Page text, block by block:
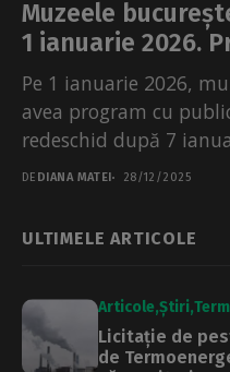
Muzeele
1 ianuarie 2026.
Pe 1 ianuarie 2026,
avea program cu
redeschid după 7
programelor...
DE DIANA MATEI 28/12/2025
ULTIMELE ARTICOLE
Articole Știri
Licitație de
de